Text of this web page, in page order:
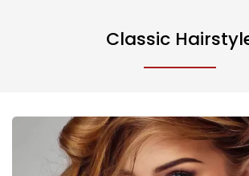
Classic